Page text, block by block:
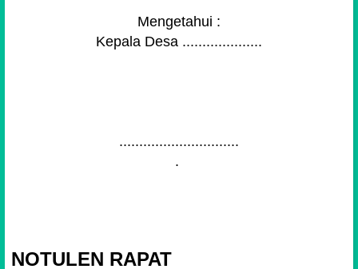
Mengetahui :
Kepala Desa ....................
..............................
.
NOTULEN RAPAT